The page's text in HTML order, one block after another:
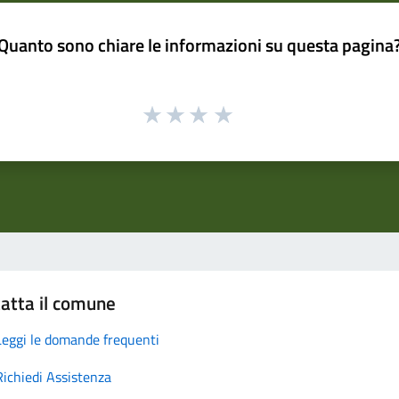
sono chiare le informazioni su questa
il comune
le domande frequenti
Assistenza